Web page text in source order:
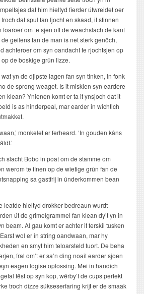
dat him hieltyd fierder útwreidet oer
dat spul fan ljocht en skaad, it stinnen
foaroer om te sjen oft de weachslach de kant
geilens fan de man is net sterk genôch,
achteroer om syn oandacht te rjochtsjen op
de boskige grûn lizze.
yn de djipste lagen fan syn tinken, in fonk
de sprong weaget. Is it miskien syn eardere
klean? Ynienen komt er ta it ynsjoch dat it
is as hinderpeal, mar earder in wichtich
monkelet er ferheard. ‘In gouden kâns
slacht Bobo in poat om de stamme om
werom te finen op de wietige grûn fan de
sa gastfrij in ûnderkommen bean
leafde hieltyd drokker bedreaun wurdt
út de grimelgrammel fan klean dy’t yn in
beam. Al gau komt er achter it ferskil tusken
wol er in string oandwaan, mar hy
en smyt him teloarsteld fuort. De beha
fral om’t er sa’n ding noait earder sjoen
eagen logise oplossing. Mei in handich
fêst op syn kop, wêrby’t de cups perfekt
troch dizze súkseserfaring krijt er de smaak